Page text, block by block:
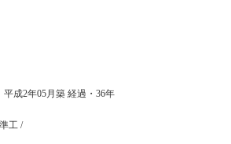
成2年05月築 経過・36年
工 /